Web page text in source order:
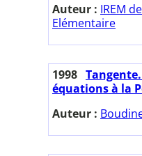
Auteur : IREM
Elémentaire
1998 Tangente.
équations à la
Auteur :